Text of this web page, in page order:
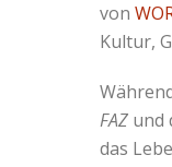
von
Kultur,
FAZ und
das